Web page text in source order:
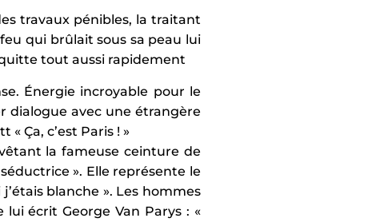
travaux pénibles, la traitant
qui brûlait sous sa peau lui
tout aussi rapidement
Énergie incroyable pour le
dialogue avec une étrangère
Ça, c’est Paris ! »
la fameuse ceinture de
». Elle représente le
blanche ». Les hommes
lui écrit George Van Parys : «